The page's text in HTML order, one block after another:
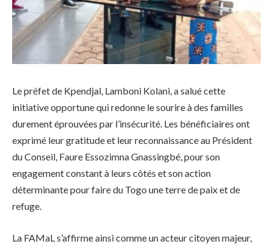
Le préfet de Kpendjal, Lamboni Kolani, a salué cette
initiative opportune qui redonne le sourire à des familles
durement éprouvées par l’insécurité. Les bénéficiaires ont
exprimé leur gratitude et leur reconnaissance au Président
du Conseil, Faure Essozimna Gnassingbé, pour son
engagement constant à leurs côtés et son action
déterminante pour faire du Togo une terre de paix et de
refuge.
La FAMaL s’affirme ainsi comme un acteur citoyen majeur,